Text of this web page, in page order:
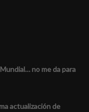
no me da para
actualización de